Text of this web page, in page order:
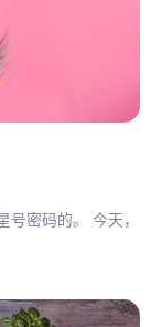
密码的。 今天，